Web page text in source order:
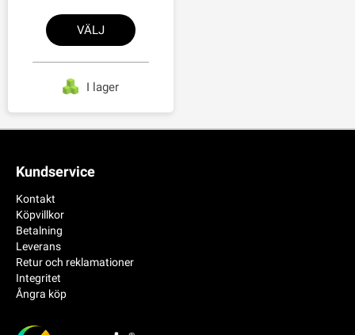
VÄLJ
I lager
Kundservice
Kontakt
Köpvillkor
Betalning
Leverans
Retur och reklamationer
Integritet
Ångra köp